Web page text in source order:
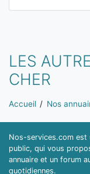
LES
CHER
Vous êtes ici:
Accueil Nos
Nos-services.com est
public, qui vous
annuaire et un forum
quotidiennes.